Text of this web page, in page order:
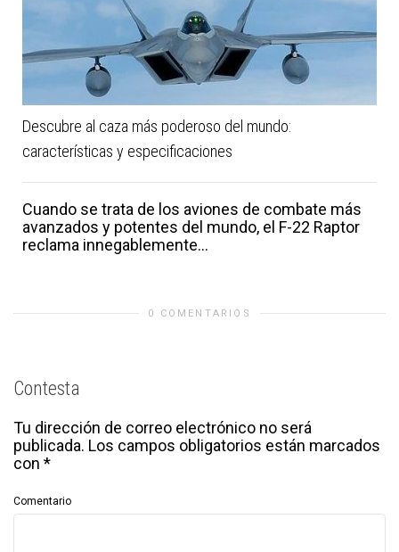
Descubre al caza más poderoso del mundo:
características y especificaciones
Cuando se trata de los aviones de combate más
avanzados y potentes del mundo, el F-22 Raptor
reclama innegablemente...
0 COMENTARIOS
Contesta
Tu dirección de correo electrónico no será
publicada. Los campos obligatorios están marcados
con *
Comentario